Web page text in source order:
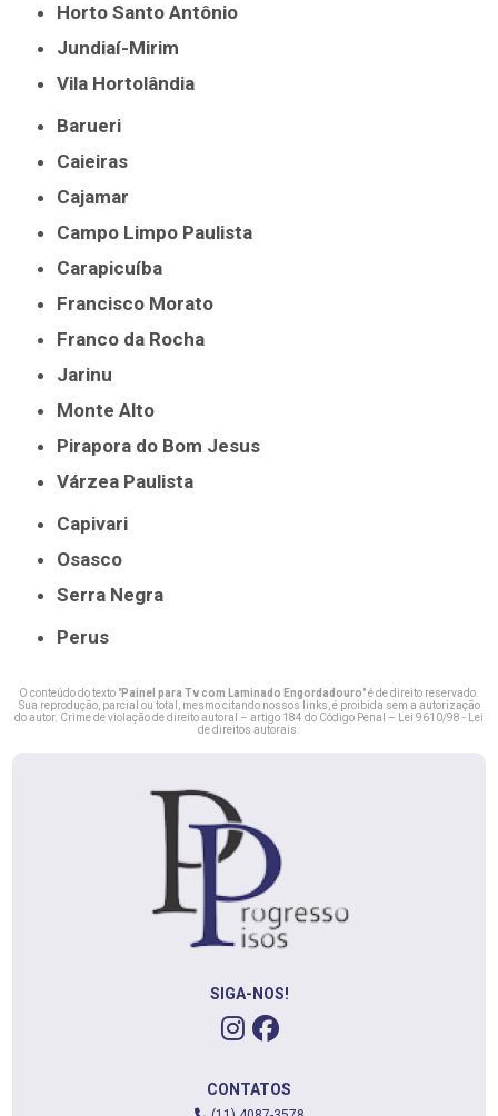
Horto Santo Antônio
Jundiaí-Mirim
Vila Hortolândia
Barueri
Caieiras
Cajamar
Campo Limpo Paulista
Carapicuíba
Francisco Morato
Franco da Rocha
Jarinu
Monte Alto
Pirapora do Bom Jesus
Várzea Paulista
Capivari
Osasco
Serra Negra
Perus
O conteúdo do texto "Painel para Tv com Laminado Engordadouro" é de direito reservado.
Sua reprodução, parcial ou total, mesmo citando nossos links, é proibida sem a autorização
do autor. Crime de violação de direito autoral – artigo 184 do Código Penal –
Lei 9610/98 - Lei
de direitos autorais
SIGA-NOS!
CONTATOS